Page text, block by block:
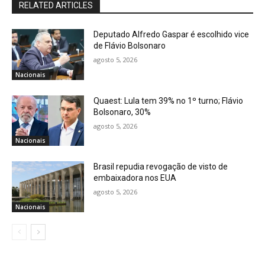
RELATED ARTICLES
Nacionais
Deputado Alfredo Gaspar é escolhido vice
de Flávio Bolsonaro
agosto 5, 2026
Nacionais
Quaest: Lula tem 39% no 1º turno; Flávio
Bolsonaro, 30%
agosto 5, 2026
Nacionais
Brasil repudia revogação de visto de
embaixadora nos EUA
agosto 5, 2026